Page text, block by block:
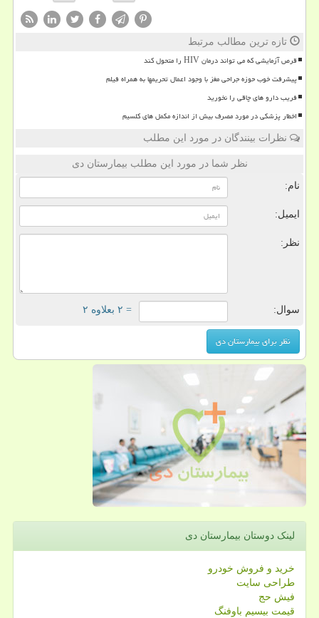
تازه ترین مطالب مرتبط
قرص آزمایشی که می تواند درمان HIV را متحول کند
پیشرفت خوب حوزه جراحی مغز با وجود اعمال تحریمها به همراه فیلم
فریب دارو های چاقی را نخورید
اخطار پزشکی در مورد مصرف بیش از اندازه مکمل های کلسیم
نظرات بینندگان در مورد این مطلب
نظر شما در مورد این مطلب بیمارستان دی
نام:
ایمیل:
نظر:
سوال: = ۲ بعلاوه ۲
لینک دوستان بیمارستان دی
خرید و فروش خودرو
طراحی سایت
فیش حج
قیمت بیسیم باوفنگ